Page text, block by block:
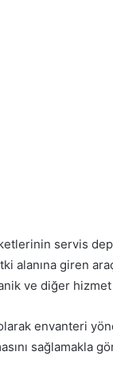
servis
alanına giren
ve diğer
envanteri
sağlamakla